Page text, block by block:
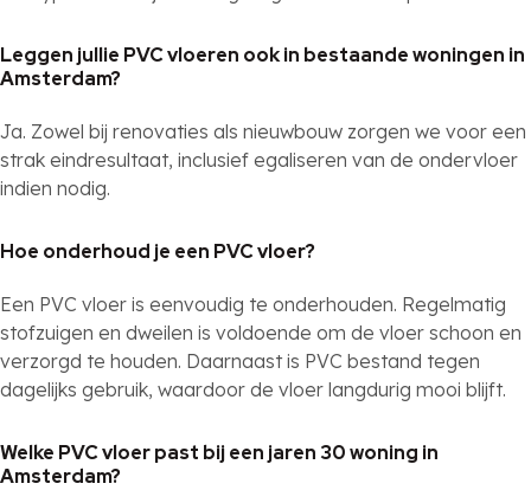
Leggen jullie PVC vloeren ook in bestaande woningen in
Amsterdam?
Ja. Zowel bij renovaties als nieuwbouw zorgen we voor een
strak eindresultaat, inclusief egaliseren van de ondervloer
indien nodig.
Hoe onderhoud je een PVC vloer?
Een PVC vloer is eenvoudig te onderhouden. Regelmatig
stofzuigen en dweilen is voldoende om de vloer schoon en
verzorgd te houden. Daarnaast is PVC bestand tegen
dagelijks gebruik, waardoor de vloer langdurig mooi blijft.
Welke PVC vloer past bij een jaren 30 woning in
Amsterdam?